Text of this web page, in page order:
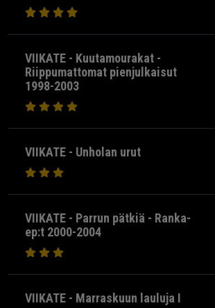
VIIKATE - Kuutamourakat -
Riippumattomat pienjulkaisut
1998-2003
VIIKATE - Unholan urut
VIIKATE - Parrun pätkiä - Ranka-
ep:t 2000-2004
VIIKATE - Marraskuun lauluja I